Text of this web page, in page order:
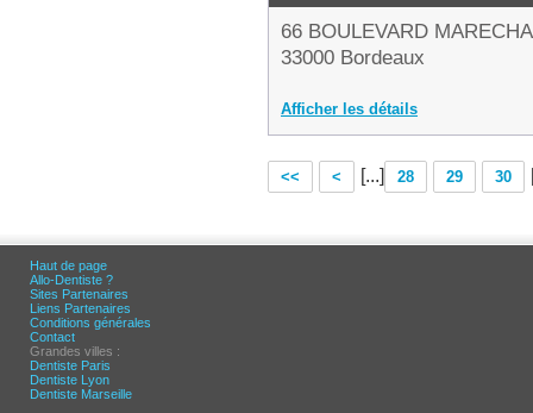
66 BOULEVARD
33000 Bordeaux
Afficher les détails
<< < [...] 28 29 30
Haut de page
Allo-Dentiste ?
Sites Partenaires
Liens Partenaires
Conditions générales
Contact
Grandes villes :
Dentiste Paris
Dentiste Lyon
Dentiste Marseille